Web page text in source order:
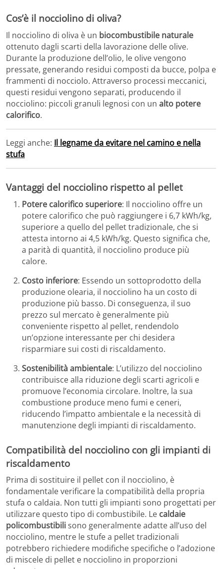
Cos’è il nocciolino di oliva?
Il nocciolino di oliva è un biocombustibile naturale
ottenuto dagli scarti della lavorazione delle olive.
Durante la produzione dell’olio, le olive vengono
pressate, generando residui composti da bucce, polpa e
frammenti di nocciolo. Attraverso processi meccanici,
questi residui vengono separati, producendo il
nocciolino: piccoli granuli legnosi con un alto potere
calorifico.
Leggi anche: Il legname da evitare nel camino e nella
stufa
Vantaggi del nocciolino rispetto al pellet
Potere calorifico superiore: Il nocciolino offre un
potere calorifico che può raggiungere i 6,7 kWh/kg,
superiore a quello del pellet tradizionale, che si
attesta intorno ai 4,5 kWh/kg. Questo significa che,
a parità di quantità, il nocciolino produce più
calore.
Costo inferiore: Essendo un sottoprodotto della
produzione olearia, il nocciolino ha un costo di
produzione più basso. Di conseguenza, il suo
prezzo sul mercato è generalmente più
conveniente rispetto al pellet, rendendolo
un’opzione interessante per chi desidera
risparmiare sui costi di riscaldamento.
Sostenibilità ambientale: L’utilizzo del nocciolino
contribuisce alla riduzione degli scarti agricoli e
promuove l’economia circolare. Inoltre, la sua
combustione produce meno fumi e ceneri,
riducendo l’impatto ambientale e la necessità di
manutenzione degli impianti di riscaldamento.
Compatibilità del nocciolino con gli impianti di
riscaldamento
Prima di sostituire il pellet con il nocciolino, è
fondamentale verificare la compatibilità della propria
stufa o caldaia. Non tutti gli impianti sono progettati per
utilizzare questo tipo di combustibile. Le caldaie
policombustibilisono generalmente adatte all’uso del
nocciolino, mentre le stufe a pellet tradizionali
potrebbero richiedere modifiche specifiche o l’adozione
di miscele di pellet e nocciolino in proporzioni